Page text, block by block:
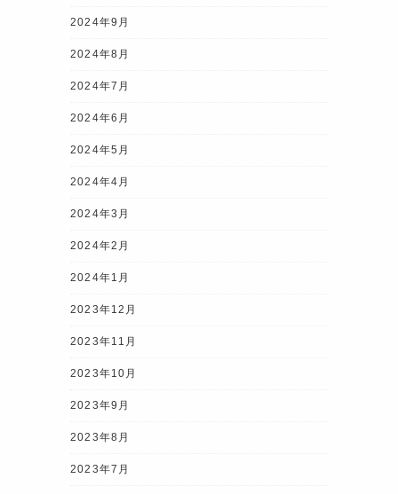
2024年9月
2024年8月
2024年7月
2024年6月
2024年5月
2024年4月
2024年3月
2024年2月
2024年1月
2023年12月
2023年11月
2023年10月
2023年9月
2023年8月
2023年7月